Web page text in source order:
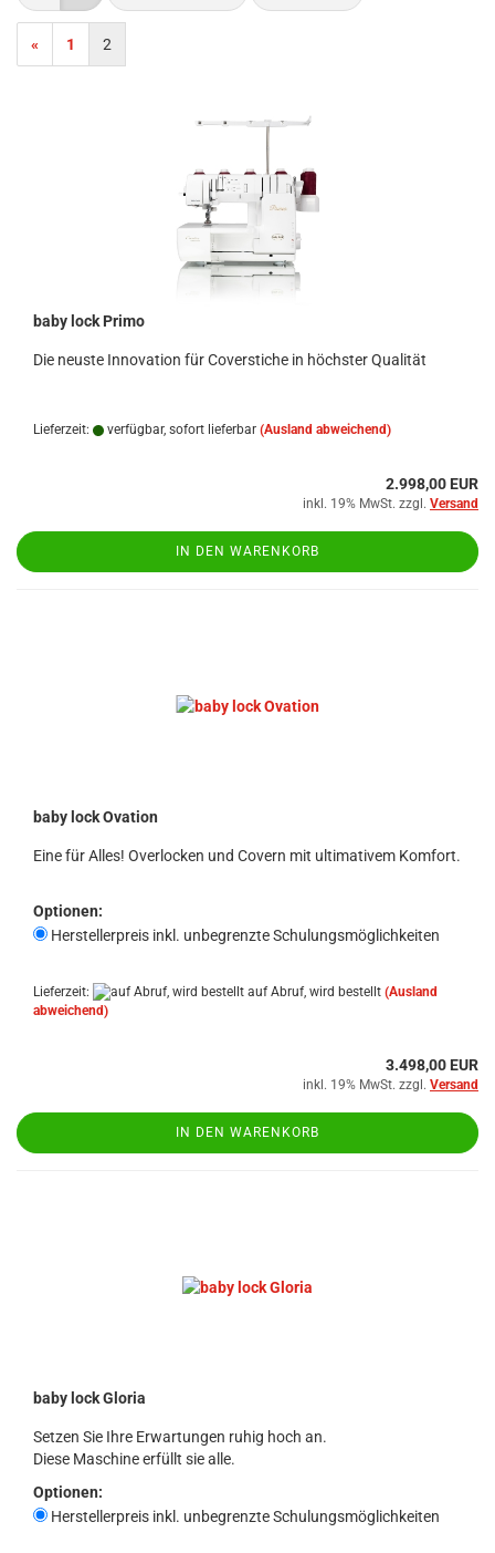
« 1 2
baby lock Primo
Die neuste Innovation für Coverstiche in höchster Qualität
Lieferzeit: verfügbar, sofort lieferbar (Ausland abweichend)
2.998,00 EUR
inkl. 19% MwSt. zzgl. Versand
IN DEN WARENKORB
baby lock Ovation
Eine für Alles! Overlocken und Covern mit ultimativem Komfort.
Optionen:
Herstellerpreis inkl. unbegrenzte Schulungsmöglichkeiten
Lieferzeit: auf Abruf, wird bestellt (Ausland
abweichend)
3.498,00 EUR
inkl. 19% MwSt. zzgl. Versand
IN DEN WARENKORB
baby lock Gloria
Setzen Sie Ihre Erwartungen ruhig hoch an.
Diese Maschine erfüllt sie alle.
Optionen:
Herstellerpreis inkl. unbegrenzte Schulungsmöglichkeiten